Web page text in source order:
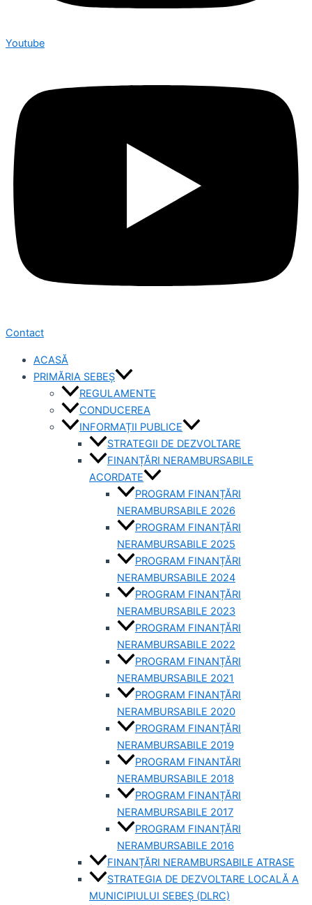
Youtube
Contact
ACASĂ
PRIMĂRIA SEBEȘ
REGULAMENTE
CONDUCEREA
INFORMAȚII PUBLICE
STRATEGII DE DEZVOLTARE
FINANȚĂRI NERAMBURSABILE
ACORDATE
PROGRAM FINANȚĂRI
NERAMBURSABILE 2026
PROGRAM FINANȚĂRI
NERAMBURSABILE 2025
PROGRAM FINANȚĂRI
NERAMBURSABILE 2024
PROGRAM FINANȚĂRI
NERAMBURSABILE 2023
PROGRAM FINANȚĂRI
NERAMBURSABILE 2022
PROGRAM FINANȚĂRI
NERAMBURSABILE 2021
PROGRAM FINANȚĂRI
NERAMBURSABILE 2020
PROGRAM FINANȚĂRI
NERAMBURSABILE 2019
PROGRAM FINANTĂRI
NERAMBURSABILE 2018
PROGRAM FINANȚĂRI
NERAMBURSABILE 2017
PROGRAM FINANȚĂRI
NERAMBURSABILE 2016
FINANȚĂRI NERAMBURSABILE ATRASE
STRATEGIA DE DEZVOLTARE LOCALĂ A
MUNICIPIULUI SEBEȘ (DLRC)